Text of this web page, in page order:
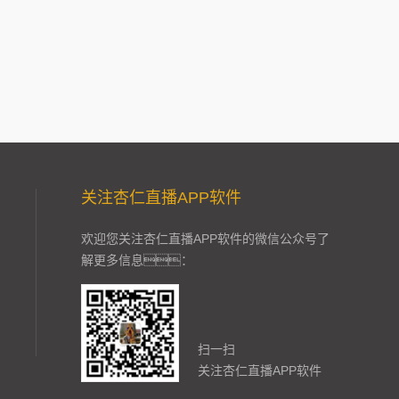
关注杏仁直播APP软件
欢迎您关注杏仁直播APP软件的微信公众号了
解更多信息：
扫一扫
关注杏仁直播APP软件